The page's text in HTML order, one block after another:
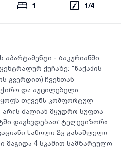
1 1/4
აპარტამენტი - ბაკურიანში
ქუჩაზე: "წაქაძის
გვერდით) ჩვენთან
და აუცილებელი
თქვენს კომფორტულ
არის ძალიან მყუდრო სუფთა
დაგხვდებათ: ტელევიზორი
საწოლი 2ც გასაშლელი
მაგიდა 4 სკამით სამზარეულო